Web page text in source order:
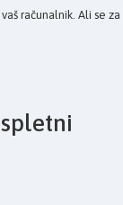
računalnik. Ali se za